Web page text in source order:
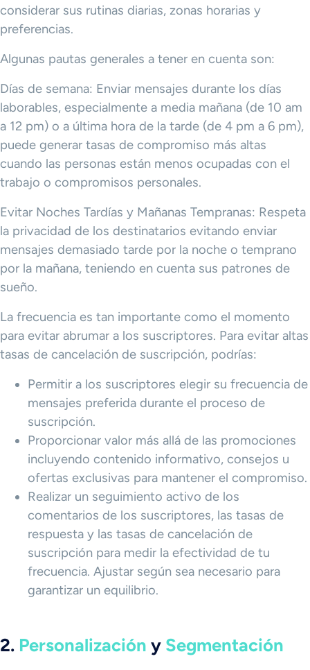
considerar sus rutinas diarias, zonas horarias y
preferencias.
Algunas pautas generales a tener en cuenta son:
Días de semana: Enviar mensajes durante los días
laborables, especialmente a media mañana (de 10 am
a 12 pm) o a última hora de la tarde (de 4 pm a 6 pm),
puede generar tasas de compromiso más altas
cuando las personas están menos ocupadas con el
trabajo o compromisos personales.
Evitar Noches Tardías y Mañanas Tempranas: Respeta
la privacidad de los destinatarios evitando enviar
mensajes demasiado tarde por la noche o temprano
por la mañana, teniendo en cuenta sus patrones de
sueño.
La frecuencia es tan importante como el momento
para evitar abrumar a los suscriptores. Para evitar altas
tasas de cancelación de suscripción, podrías:
Permitir a los suscriptores elegir su frecuencia de
mensajes preferida durante el proceso de
suscripción.
Proporcionar valor más allá de las promociones
incluyendo contenido informativo, consejos u
ofertas exclusivas para mantener el compromiso.
Realizar un seguimiento activo de los
comentarios de los suscriptores, las tasas de
respuesta y las tasas de cancelación de
suscripción para medir la efectividad de tu
frecuencia. Ajustar según sea necesario para
garantizar un equilibrio.
2. Personalización y Segmentación